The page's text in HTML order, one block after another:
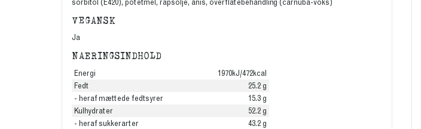
sorbitol (E420), potetmel, rapsolje, anis, overflatebehandling (carnuba-voks)
VEGANSK
Ja
NÆRINGSINDHOLD
Energi
1970kJ/472kcal
Fedt
25.2 g
- heraf mættede fedtsyrer
15.3 g
Kulhydrater
52.2 g
- heraf sukkerarter
43.2 g